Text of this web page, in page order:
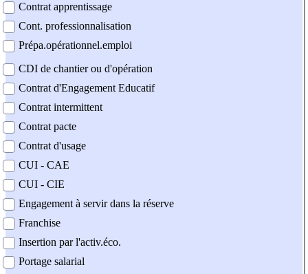
Contrat apprentissage
Cont. professionnalisation
Prépa.opérationnel.emploi
CDI de chantier ou d'opération
Contrat d'Engagement Educatif
Contrat intermittent
Contrat pacte
Contrat d'usage
CUI - CAE
CUI - CIE
Engagement à servir dans la réserve
Franchise
Insertion par l'activ.éco.
Portage salarial